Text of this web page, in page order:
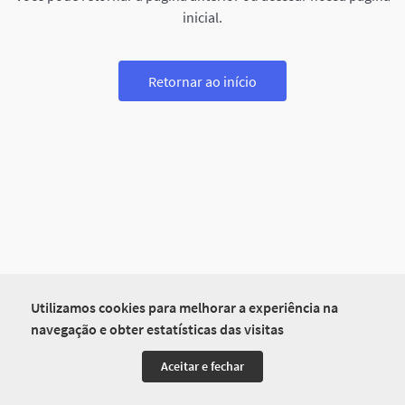
Utilizamos cookies para melhorar a experiência na
navegação e obter estatísticas das visitas
Aceitar e fechar
inicial.
Retornar ao início